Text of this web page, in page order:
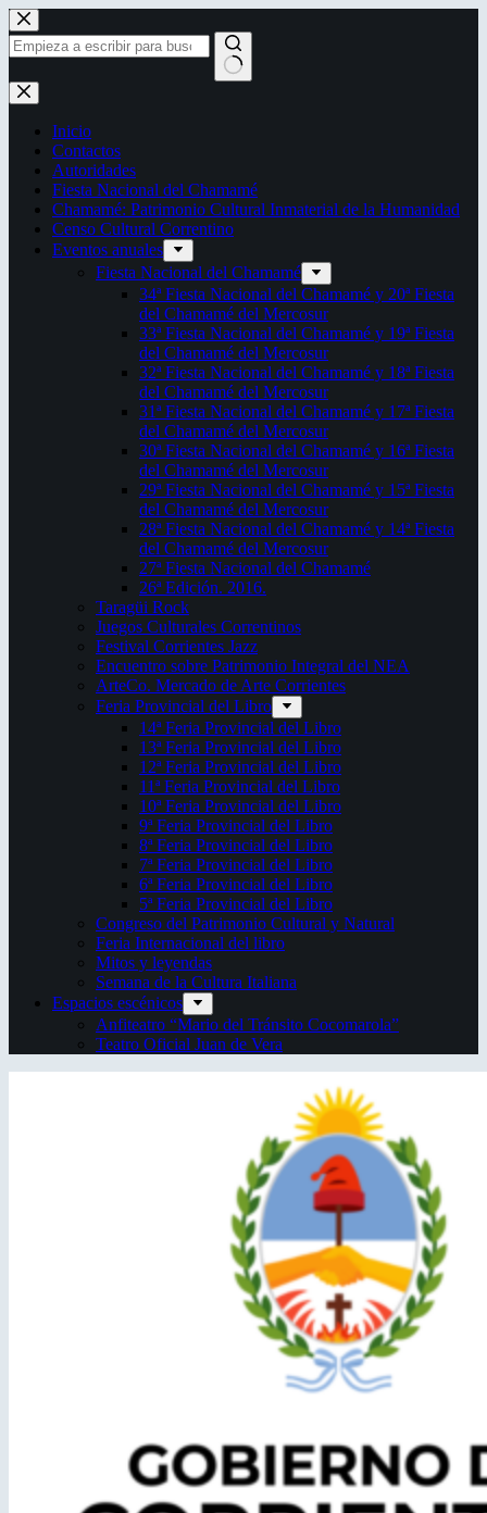
Saltar
al
contenido
Sin
resultados
Inicio
Contactos
Autoridades
Fiesta Nacional del Chamamé
Chamamé: Patrimonio Cultural Inmaterial de la Humanidad
Censo Cultural Correntino
Eventos anuales
Fiesta Nacional del Chamamé
34ª Fiesta Nacional del Chamamé y 20ª Fiesta
del Chamamé del Mercosur
33ª Fiesta Nacional del Chamamé y 19ª Fiesta
del Chamamé del Mercosur
32ª Fiesta Nacional del Chamamé y 18ª Fiesta
del Chamamé del Mercosur
31ª Fiesta Nacional del Chamamé y 17ª Fiesta
del Chamamé del Mercosur
30ª Fiesta Nacional del Chamamé y 16ª Fiesta
del Chamamé del Mercosur
29ª Fiesta Nacional del Chamamé y 15ª Fiesta
del Chamamé del Mercosur
28ª Fiesta Nacional del Chamamé y 14ª Fiesta
del Chamamé del Mercosur
27ª Fiesta Nacional del Chamamé
26ª Edición. 2016.
Taragüi Rock
Juegos Culturales Correntinos
Festival Corrientes Jazz
Encuentro sobre Patrimonio Integral del NEA
ArteCo. Mercado de Arte Corrientes
Feria Provincial del Libro
14ª Feria Provincial del Libro
13ª Feria Provincial del Libro
12ª Feria Provincial del Libro
11ª Feria Provincial del Libro
10ª Feria Provincial del Libro
9ª Feria Provincial del Libro
8ª Feria Provincial del Libro
7ª Feria Provincial del Libro
6ª Feria Provincial del Libro
5ª Feria Provincial del Libro
Congreso del Patrimonio Cultural y Natural
Feria Internacional del libro
Mitos y leyendas
Semana de la Cultura Italiana
Espacios escénicos
Anfiteatro “Mario del Tránsito Cocomarola”
Teatro Oficial Juan de Vera